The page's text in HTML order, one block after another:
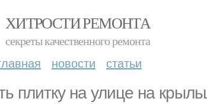
ХИТРОСТИ РЕМОНТА
секреты качественного ремонта
новости статьи
плитку на улице на